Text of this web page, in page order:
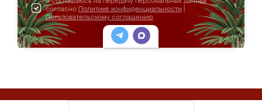
согласно Политике конфиденциальности
Пользовательскому соглашению